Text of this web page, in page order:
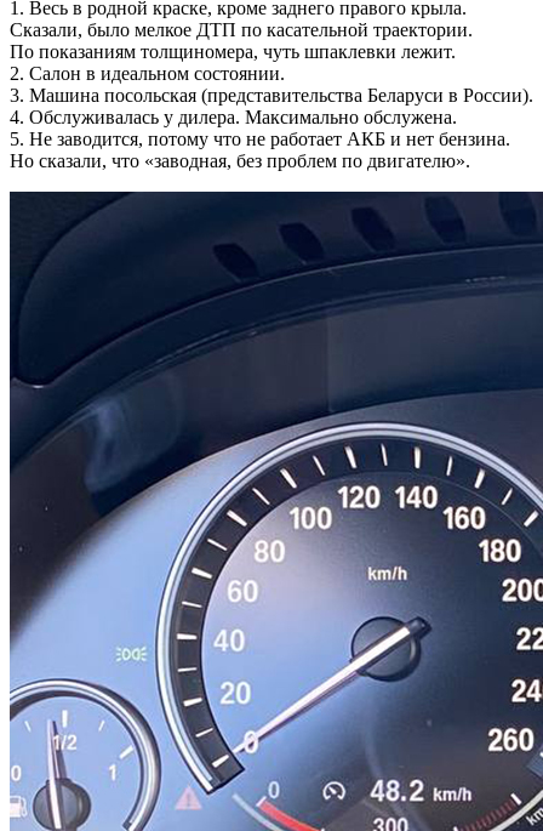
1. Весь в родной краске, кроме заднего правого крыла.
Сказали, было мелкое ДТП по касательной траектории.
По показаниям толщиномера, чуть шпаклевки лежит.
2. Салон в идеальном состоянии.
3. Машина посольская (представительства Беларуси в России).
4. Обслуживалась у дилера. Максимально обслужена.
5. Не заводится, потому что не работает АКБ и нет бензина.
Но сказали, что «заводная, без проблем по двигателю».